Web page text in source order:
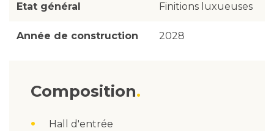
Etat général Finitions luxueuses
Année de construction 2028
Composition
Hall d'entrée